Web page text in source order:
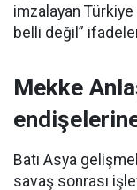
imzalayan Türkiye
belli değil”
Mekke
Batı Asya
savaş sonrası